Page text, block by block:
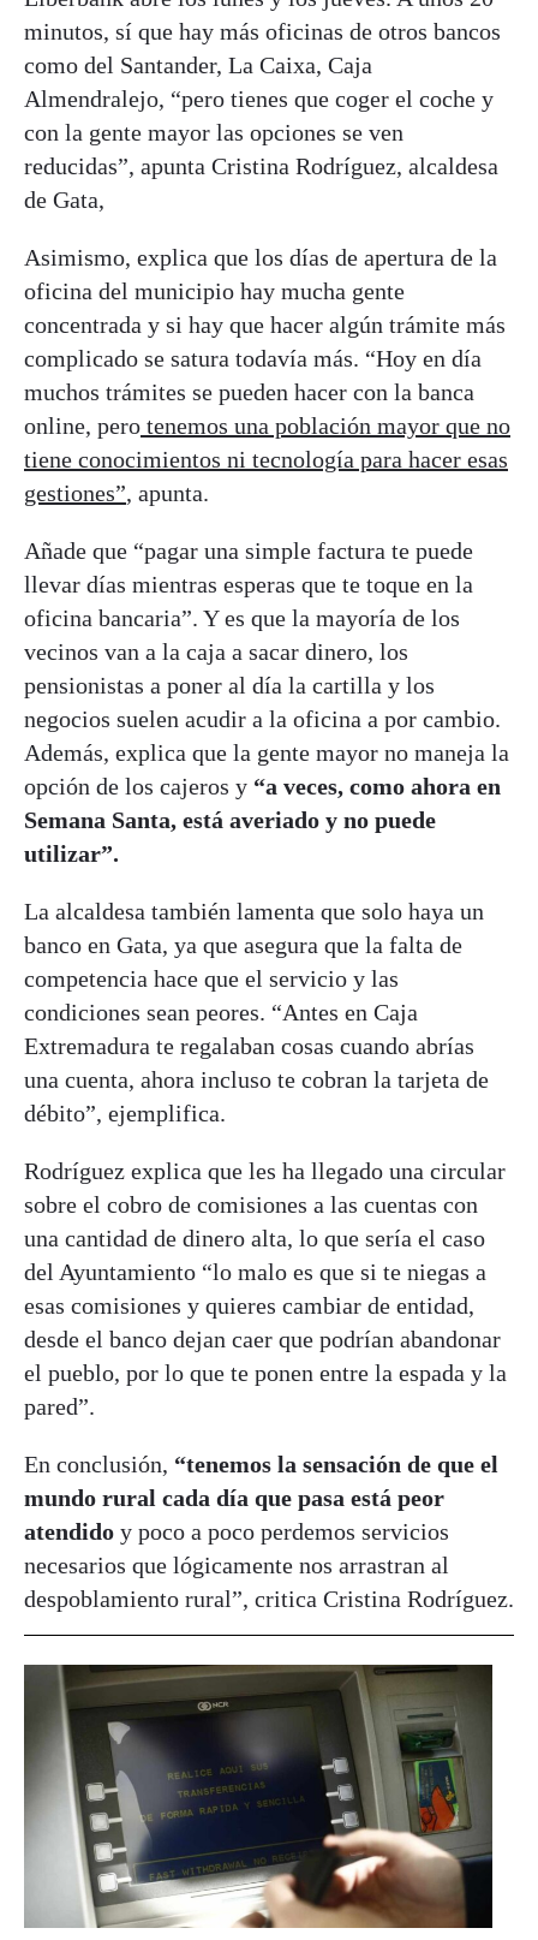
minutos, sí que hay más oficinas de otros bancos
como del Santander, La Caixa, Caja
Almendralejo, “pero tienes que coger el coche y
con la gente mayor las opciones se ven
reducidas”, apunta Cristina Rodríguez, alcaldesa
de Gata,
Asimismo, explica que los días de apertura de la
oficina del municipio hay mucha gente
concentrada y si hay que hacer algún trámite más
complicado se satura todavía más. “Hoy en día
muchos trámites se pueden hacer con la banca
online, pero tenemos una población mayor que no
tiene conocimientos ni tecnología para hacer esas
gestiones”, apunta.
Añade que “pagar una simple factura te puede
llevar días mientras esperas que te toque en la
oficina bancaria”. Y es que la mayoría de los
vecinos van a la caja a sacar dinero, los
pensionistas a poner al día la cartilla y los
negocios suelen acudir a la oficina a por cambio.
Además, explica que la gente mayor no maneja la
opción de los cajeros y “a veces, como ahora en
Semana Santa, está averiado y no puede
utilizar”.
La alcaldesa también lamenta que solo haya un
banco en Gata, ya que asegura que la falta de
competencia hace que el servicio y las
condiciones sean peores. “Antes en Caja
Extremadura te regalaban cosas cuando abrías
una cuenta, ahora incluso te cobran la tarjeta de
débito”, ejemplifica.
Rodríguez explica que les ha llegado una circular
sobre el cobro de comisiones a las cuentas con
una cantidad de dinero alta, lo que sería el caso
del Ayuntamiento “lo malo es que si te niegas a
esas comisiones y quieres cambiar de entidad,
desde el banco dejan caer que podrían abandonar
el pueblo, por lo que te ponen entre la espada y la
pared”.
En conclusión, “tenemos la sensación de que el
mundo rural cada día que pasa está peor
atendido y poco a poco perdemos servicios
necesarios que lógicamente nos arrastran al
despoblamiento rural”, critica Cristina Rodríguez.